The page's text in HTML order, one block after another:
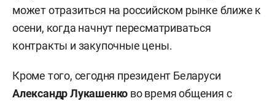
может отразиться на российском рынке ближе к
осени, когда начнут пересматриваться
контракты и закупочные цены.
Кроме того, сегодня президент Беларуси
Александр Лукашенко во время общения с